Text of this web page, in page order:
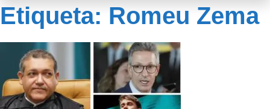
Etiqueta: Romeu Zema